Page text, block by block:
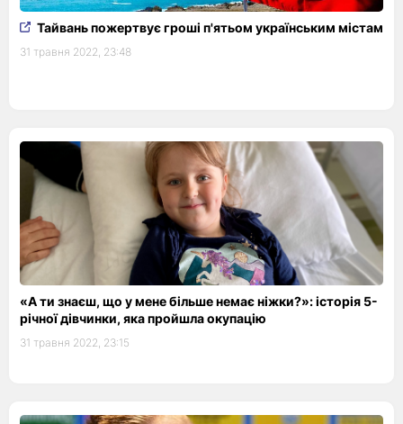
Тайвань пожертвує гроші п'ятьом українським містам
31 травня 2022, 23:48
«А ти знаєш, що у мене більше немає ніжки?»: історія 5-
річної дівчинки, яка пройшла окупацію
31 травня 2022, 23:15